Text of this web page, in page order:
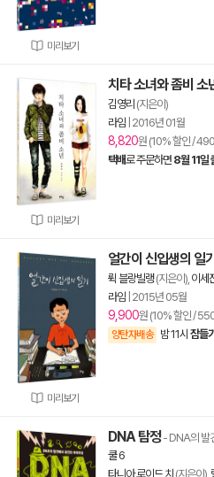
미리보기
미리보기
치타 소녀와 좀비 소
김영리 (지은이)
라임 2016년 01월
8,820원 (10% 할인 /
택배로 주문하면 8월 11일
미리보기
얼간이 신입생의 일기
뤽 블랑빌랭(지은이), 이세
라임 2015년 05월
9,900원 (10% 할인 /
양탄자배송 밤 11시 잠들
DNA 탐정- DNA의 발
쿨 6
타니아 로이드 치 (지은이),